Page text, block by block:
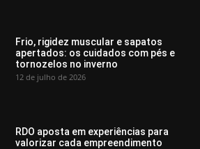
Frio, rigidez muscular e sapatos
apertados: os cuidados com pés e
tornozelos no inverno
12 de julho de 2026
RDO aposta em experiências para
valorizar cada empreendimento